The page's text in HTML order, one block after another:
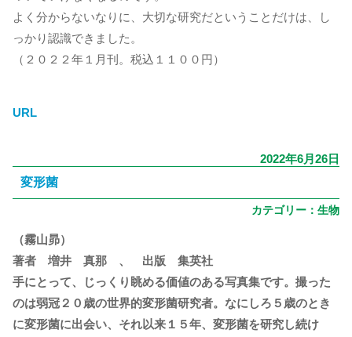
よく分からないなりに、大切な研究だということだけは、し
っかり認識できました。
（２０２２年１月刊。税込１１００円）
URL
2022年6月26日
変形菌
カテゴリー： 生物
（霧山昴）
著者 増井 真那 、 出版 集英社
手にとって、じっくり眺める価値のある写真集です。撮った
のは弱冠２０歳の世界的変形菌研究者。なにしろ５歳のとき
に変形菌に出会い、それ以来１５年、変形菌を研究し続け